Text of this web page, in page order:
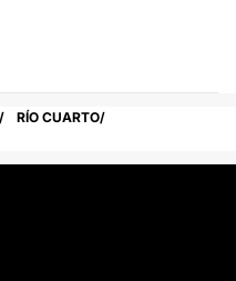
RÍO CUARTO